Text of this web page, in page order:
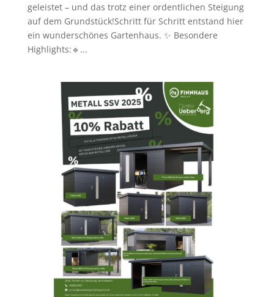
geleistet – und das trotz einer ordentlichen Steigung
auf dem Grundstück!Schritt für Schritt entstand hier
ein wunderschönes Gartenhaus. ✨ Besondere
Highlights:🔹...